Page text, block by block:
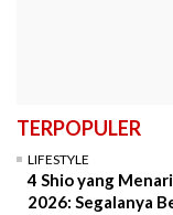
TERPOPULER
LIFESTYLE
4 Shio yang
2026: Segalanya